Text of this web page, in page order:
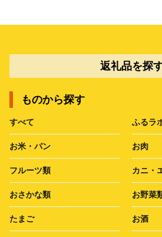
返礼品を探
ものから探す
すべて ふるラ
お米・パン お肉
フルーツ類 カニ・
おさかな類 お野菜
たまご お酒